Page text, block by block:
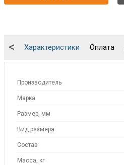
Характеристики Оплата
<
Производитель
Марка
Размер, мм
Вид размера
Состав
Масса, кг